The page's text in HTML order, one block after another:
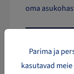
oma
Parima ja
kasutavad